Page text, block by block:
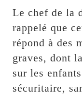
Le chef de la
rappelé que
répond à des
graves, dont
sur les
sécuritaire,